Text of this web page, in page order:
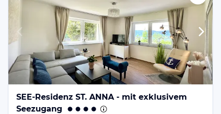
SEE-Residenz ST. ANNA - mit exklusivem
Seezugang